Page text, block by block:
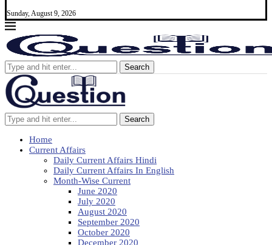
Sunday, August 9, 2026
Search
Search
Home
Current Affairs
Daily Current Affairs Hindi
Daily Current Affairs In English
Month-Wise Current
June 2020
July 2020
August 2020
September 2020
October 2020
December 2020